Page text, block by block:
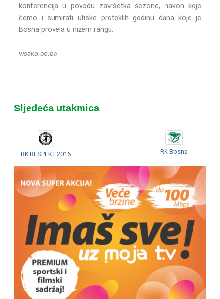
konferencija u povodu završetka sezone, nakon koje
ćemo i sumirati utiske proteklih godinu dana koje je
Bosna provela u nižem rangu.
visoko.co.ba
Sljedeća utakmica
RK RESPEKT 2016 RK Bosna